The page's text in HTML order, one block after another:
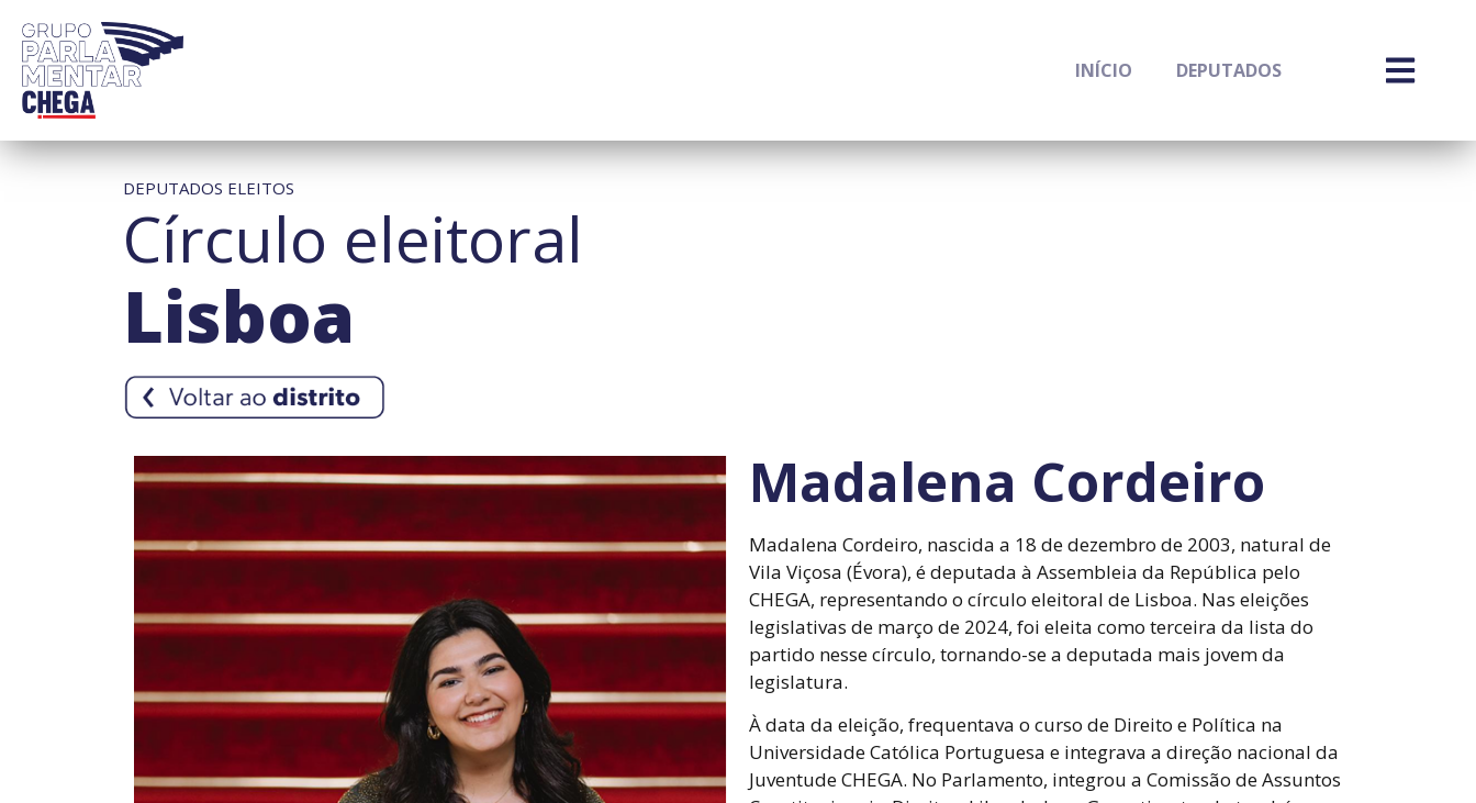
INÍCIO DEPUTADOS
DEPUTADOS ELEITOS
Círculo eleitoral
Lisboa
Madalena Cordeiro
Madalena Cordeiro, nascida a 18 de dezembro de 2003, natural de
Vila Viçosa (Évora), é deputada à Assembleia da República pelo
CHEGA, representando o círculo eleitoral de Lisboa. Nas eleições
legislativas de março de 2024, foi eleita como terceira da lista do
partido nesse círculo, tornando-se a deputada mais jovem da
legislatura.
À data da eleição, frequentava o curso de Direito e Política na
Universidade Católica Portuguesa e integrava a direção nacional da
Juventude CHEGA. No Parlamento, integrou a Comissão de Assuntos